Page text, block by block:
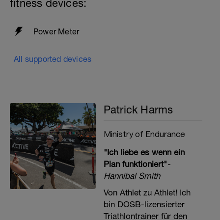
niedrige Intensität. Nicht zu niedrig, nicht
Wenn du 4h oder länger gefahren bist,
dann verzichte auf ein Stretching.
fitness devices:
Power Meter
All supported devices
Patrick Harms
Ministry of Endurance
"Ich liebe es wenn ein
Plan funktioniert"-
Hannibal Smith
Von Athlet zu Athlet! Ich
bin DOSB-lizensierter
Triathlontrainer für den